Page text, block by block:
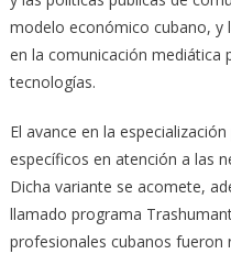
modelo económico cubano, y
en la comunicación mediática
tecnologías.
El avance en la
específicos en atención a las
Dicha variante se acomete,
llamado programa
profesionales cubanos fueron